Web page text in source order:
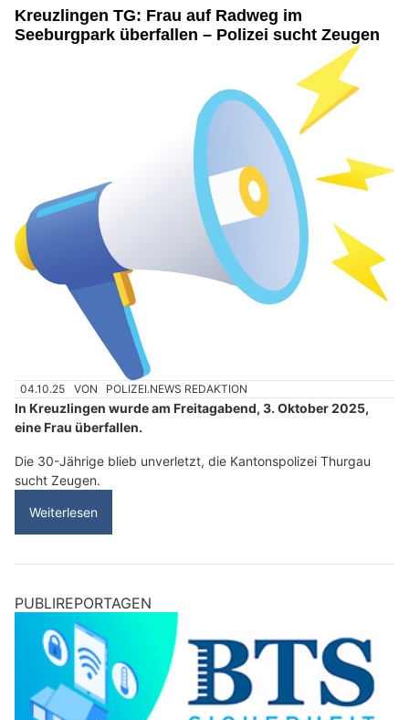
Kreuzlingen TG: Frau auf Radweg im
Seeburgpark überfallen – Polizei sucht Zeugen
04.10.25 VON POLIZEI.NEWS REDAKTION
In Kreuzlingen wurde am Freitagabend, 3. Oktober 2025,
eine Frau überfallen.
Die 30-Jährige blieb unverletzt, die Kantonspolizei Thurgau
sucht Zeugen.
Weiterlesen
PUBLIREPORTAGEN